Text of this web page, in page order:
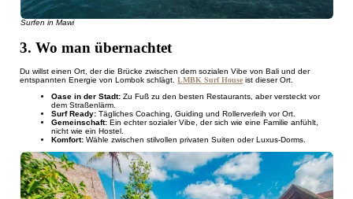
Surfen in Mawi
3. Wo man übernachtet
Du willst einen Ort, der die Brücke zwischen dem sozialen Vibe von Bali und der
entspannten Energie von Lombok schlägt.LMBK Surf House ist dieser Ort.
Oase in der Stadt: Zu Fuß zu den besten Restaurants, aber versteckt vor
dem Straßenlärm.
Surf Ready: Tägliches Coaching, Guiding und Rollerverleih vor Ort.
Gemeinschaft: Ein echter sozialer Vibe, der sich wie eine Familie anfühlt,
nicht wie ein Hostel.
Komfort: Wähle zwischen stilvollen privaten Suiten oder Luxus-Dorms.